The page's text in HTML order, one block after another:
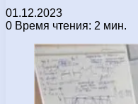
01.12.2023
0 Время чтения: 2 мин.